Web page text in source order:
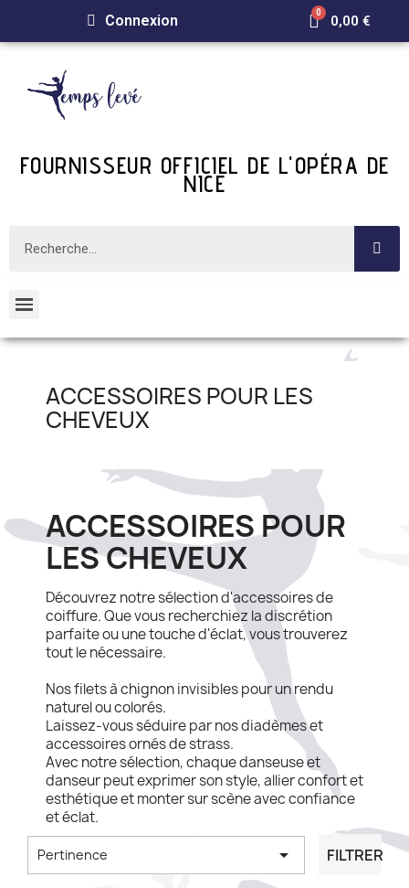
Connexion 0,00 €
FOURNISSEUR OFFICIEL DE L'OPÉRA DE
NICE
ACCESSOIRES POUR LES
CHEVEUX
ACCESSOIRES POUR
LES CHEVEUX
Découvrez notre sélection d'accessoires de
coiffure. Que vous recherchiez la discrétion
parfaite ou une touche d'éclat, vous trouverez
tout le nécessaire.
Nos filets à chignon invisibles pour un rendu
naturel ou colorés.
Laissez-vous séduire par nos diadèmes et
accessoires ornés de strass.
Avec notre sélection, chaque danseuse et
danseur peut exprimer son style, allier confort et
esthétique et monter sur scène avec confiance
et éclat.
Pertinence  FILTRER